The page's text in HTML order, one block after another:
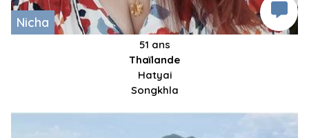
Nicha
51 ans
Thaïlande
Hatyai
Songkhla